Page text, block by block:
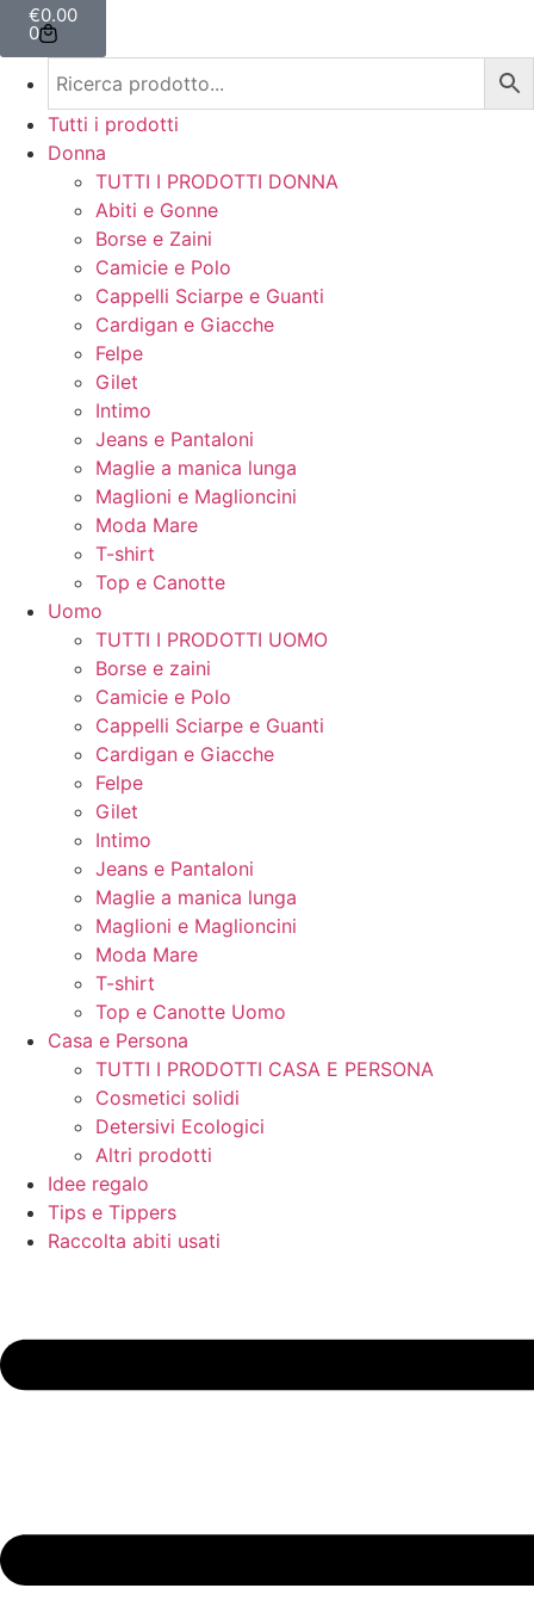
€0.00
0
Tutti i prodotti
Donna
TUTTI I PRODOTTI DONNA
Abiti e Gonne
Borse e Zaini
Camicie e Polo
Cappelli Sciarpe e Guanti
Cardigan e Giacche
Felpe
Gilet
Intimo
Jeans e Pantaloni
Maglie a manica lunga
Maglioni e Maglioncini
Moda Mare
T-shirt
Top e Canotte
Uomo
TUTTI I PRODOTTI UOMO
Borse e zaini
Camicie e Polo
Cappelli Sciarpe e Guanti
Cardigan e Giacche
Felpe
Gilet
Intimo
Jeans e Pantaloni
Maglie a manica lunga
Maglioni e Maglioncini
Moda Mare
T-shirt
Top e Canotte Uomo
Casa e Persona
TUTTI I PRODOTTI CASA E PERSONA
Cosmetici solidi
Detersivi Ecologici
Altri prodotti
Idee regalo
Tips e Tippers
Raccolta abiti usati